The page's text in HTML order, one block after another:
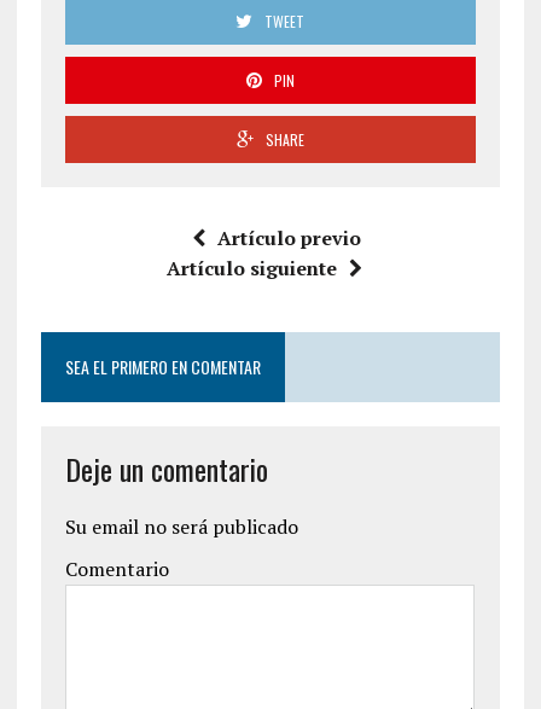
TWEET
PIN
SHARE
Artículo previo
Artículo siguiente
SEA EL PRIMERO EN COMENTAR
Deje un comentario
Su email no será publicado
Comentario